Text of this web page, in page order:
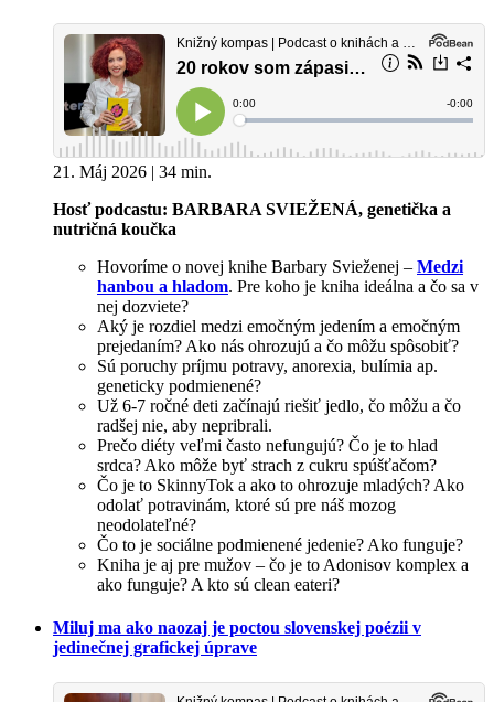
21. Máj 2026 | 34 min.
Hosť podcastu: BARBARA SVIEŽENÁ, genetička a
nutričná koučka
Hovoríme o novej knihe Barbary Svieženej – Medzi
hanbou a hladom. Pre koho je kniha ideálna a čo sa v
nej dozviete?
Aký je rozdiel medzi emočným jedením a emočným
prejedaním? Ako nás ohrozujú a čo môžu spôsobiť?
Sú poruchy príjmu potravy, anorexia, bulímia ap.
geneticky podmienené?
Už 6-7 ročné deti začínajú riešiť jedlo, čo môžu a čo
radšej nie, aby nepribrali.
Prečo diéty veľmi často nefungujú? Čo je to hlad
srdca? Ako môže byť strach z cukru spúšťačom?
Čo je to SkinnyTok a ako to ohrozuje mladých? Ako
odolať potravinám, ktoré sú pre náš mozog
neodolateľné?
Čo to je sociálne podmienené jedenie? Ako funguje?
Kniha je aj pre mužov – čo je to Adonisov komplex a
ako funguje? A kto sú clean eateri?
Miluj ma ako naozaj je poctou slovenskej poézii v
jedinečnej grafickej úprave